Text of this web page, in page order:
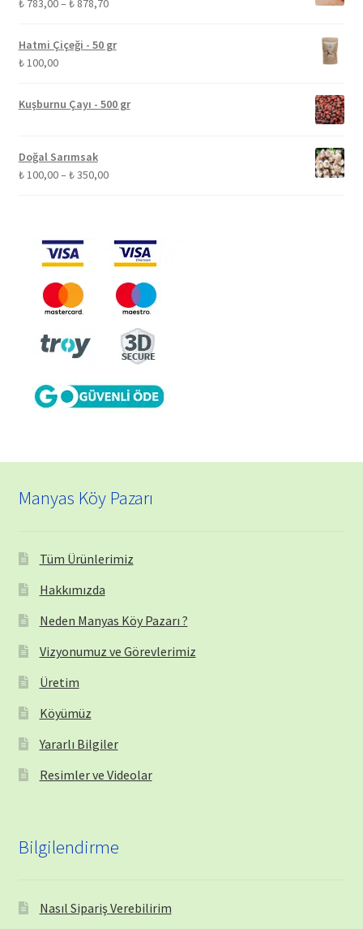
₺783,00– ₺878,70
-
Hatmi Çiçeği - 50 gr
₺100,00
Kuşburnu Çayı - 500 gr
Doğal Sarımsak
₺100,00– ₺350,00Fiyat
₺ 350,00
Manyas Köy Pazarı
Tüm Ürünlerimiz
Hakkımızda
Neden Manyas Köy Pazarı ?
Vizyonumuz ve Görevlerimiz
Üretim
Köyümüz
Yararlı Bilgiler
Resimler ve Videolar
Bilgilendirme
Nasıl Sipariş Verebilirim